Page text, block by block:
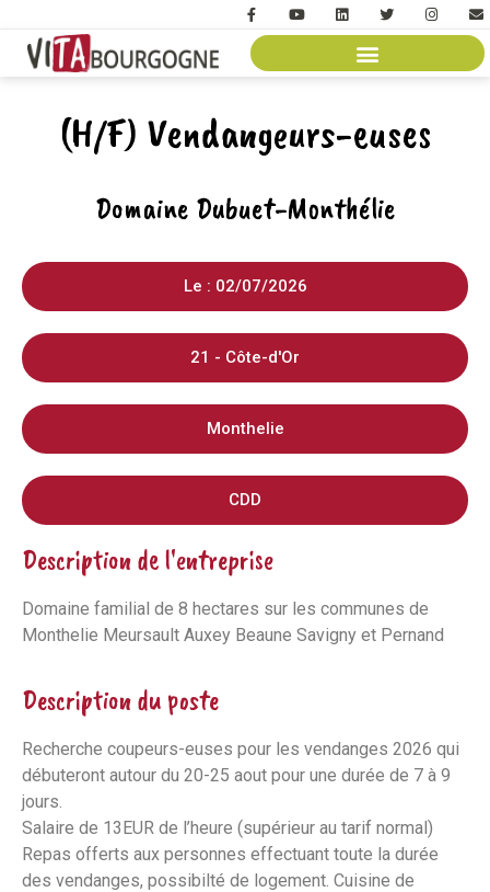
(H/F) Vendangeurs-euses
Domaine Dubuet-Monthélie
Le : 02/07/2026
21 - Côte-d'Or
Monthelie
CDD
Description de l'entreprise
Domaine familial de 8 hectares sur les communes de
Monthelie Meursault Auxey Beaune Savigny et Pernand
Description du poste
Recherche coupeurs-euses pour les vendanges 2026 qui
débuteront autour du 20-25 aout pour une durée de 7 à 9
jours.
Salaire de 13EUR de l’heure (supérieur au tarif normal)
Repas offerts aux personnes effectuant toute la durée
des vendanges, possibilté de logement. Cuisine de